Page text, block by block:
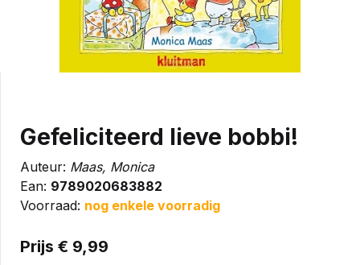
Gefeliciteerd lieve bobbi!
Auteur: Maas, Monica
Ean: 9789020683882
Voorraad: nog enkele voorradig
Prijs € 9,99